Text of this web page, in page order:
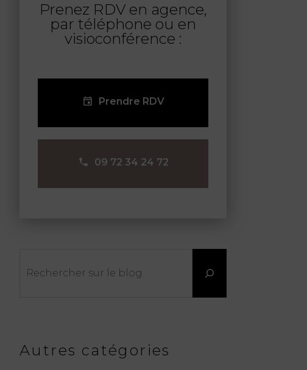
Prenez RDV en agence,
par téléphone ou en
visioconférence :
Prendre RDV
09 72 34 24 72
Autres catégories